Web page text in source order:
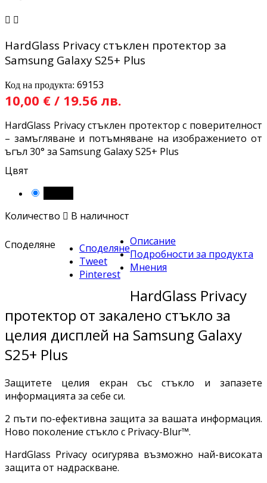
 
HardGlass Privacy стъклен протектор за
Samsung Galaxy S25+ Plus
Код на продукта: 69153
10,00 € / 19.56 лв.
HardGlass Privacy стъклен протектор с поверителност
– замъгляване и потъмняване на изображението от
ъгъл 30° за Samsung Galaxy S25+ Plus
Цвят
Количество  В наличност
Споделяне
Споделяне
Tweet
Pinterest
Описание
Подробности за продукта
Мнения
HardGlass Privacy
протектор от закалено стъкло за
целия дисплей на Samsung Galaxy
S25+ Plus
Защитете целия екран със стъкло и запазете
информацията за себе си.
2 пъти по-ефективна защита за вашата информация.
Ново поколение стъкло с Privacy-Blur™.
HardGlass Privacy осигурява възможно най-високата
защита от надраскване.